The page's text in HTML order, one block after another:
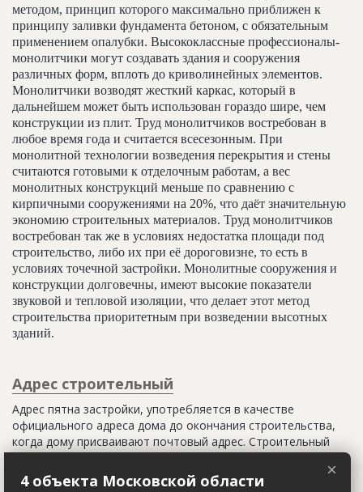
методом, принцип которого максимально приближен к
принципу заливки фундамента бетоном, с обязательным
применением опалубки. Высококлассные профессионалы-
монолитчики могут создавать здания и сооружения
различных форм, вплоть до криволинейных элементов.
Монолитчики возводят жесткий каркас, который в
дальнейшем может быть использован гораздо шире, чем
конструкции из плит. Труд монолитчиков востребован в
любое время года и считается всесезонным. При
монолитной технологии возведения перекрытия и стены
считаются готовыми к отделочным работам, а вес
монолитных конструкций меньше по сравнению с
кирпичными сооружениями на 20%, что даёт значительную
экономию строительных материалов. Труд монолитчиков
востребован так же в условиях недостатка площади под
строительство, либо их при её дороговизне, то есть в
условиях точечной застройки. Монолитные сооружения и
конструкции долговечны, имеют высокие показатели
звуковой и тепловой изоляции, что делает этот метод
строительства приоритетным при возведении высотных
зданий.
Адрес строительный
Адрес пятна застройки, употребляется в качестве
официального адреса дома до окончания строительства,
когда дому присваивают почтовый адрес. Строительный
адрес обычно состоит из трех частей: названия
строительного района (возможно, улицы), номера квартала
×
4 объекта Московской области